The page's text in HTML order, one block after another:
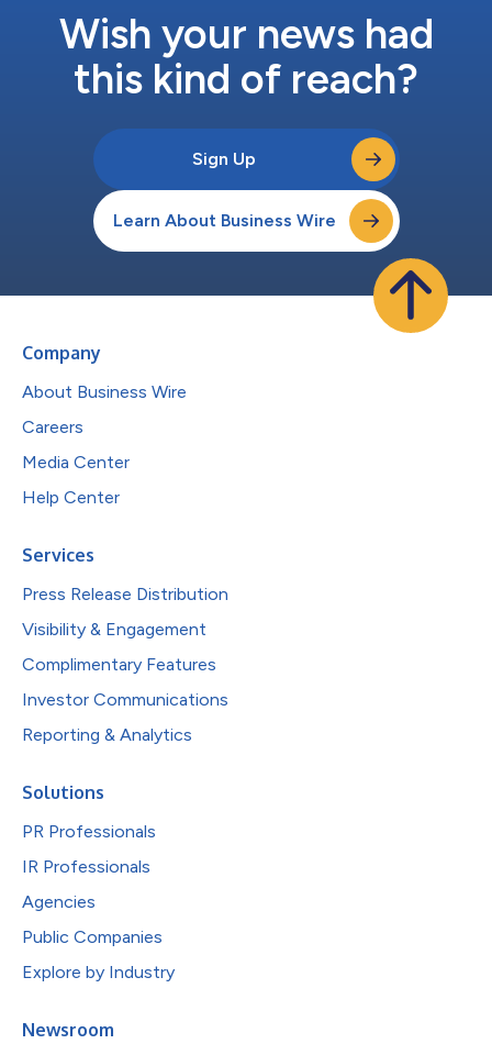
Wish your news had
this kind of reach?
Sign Up
Learn About Business Wire
Company
About Business Wire
Careers
Media Center
Help Center
Services
Press Release Distribution
Visibility & Engagement
Complimentary Features
Investor Communications
Reporting & Analytics
Solutions
PR Professionals
IR Professionals
Agencies
Public Companies
Explore by Industry
Newsroom